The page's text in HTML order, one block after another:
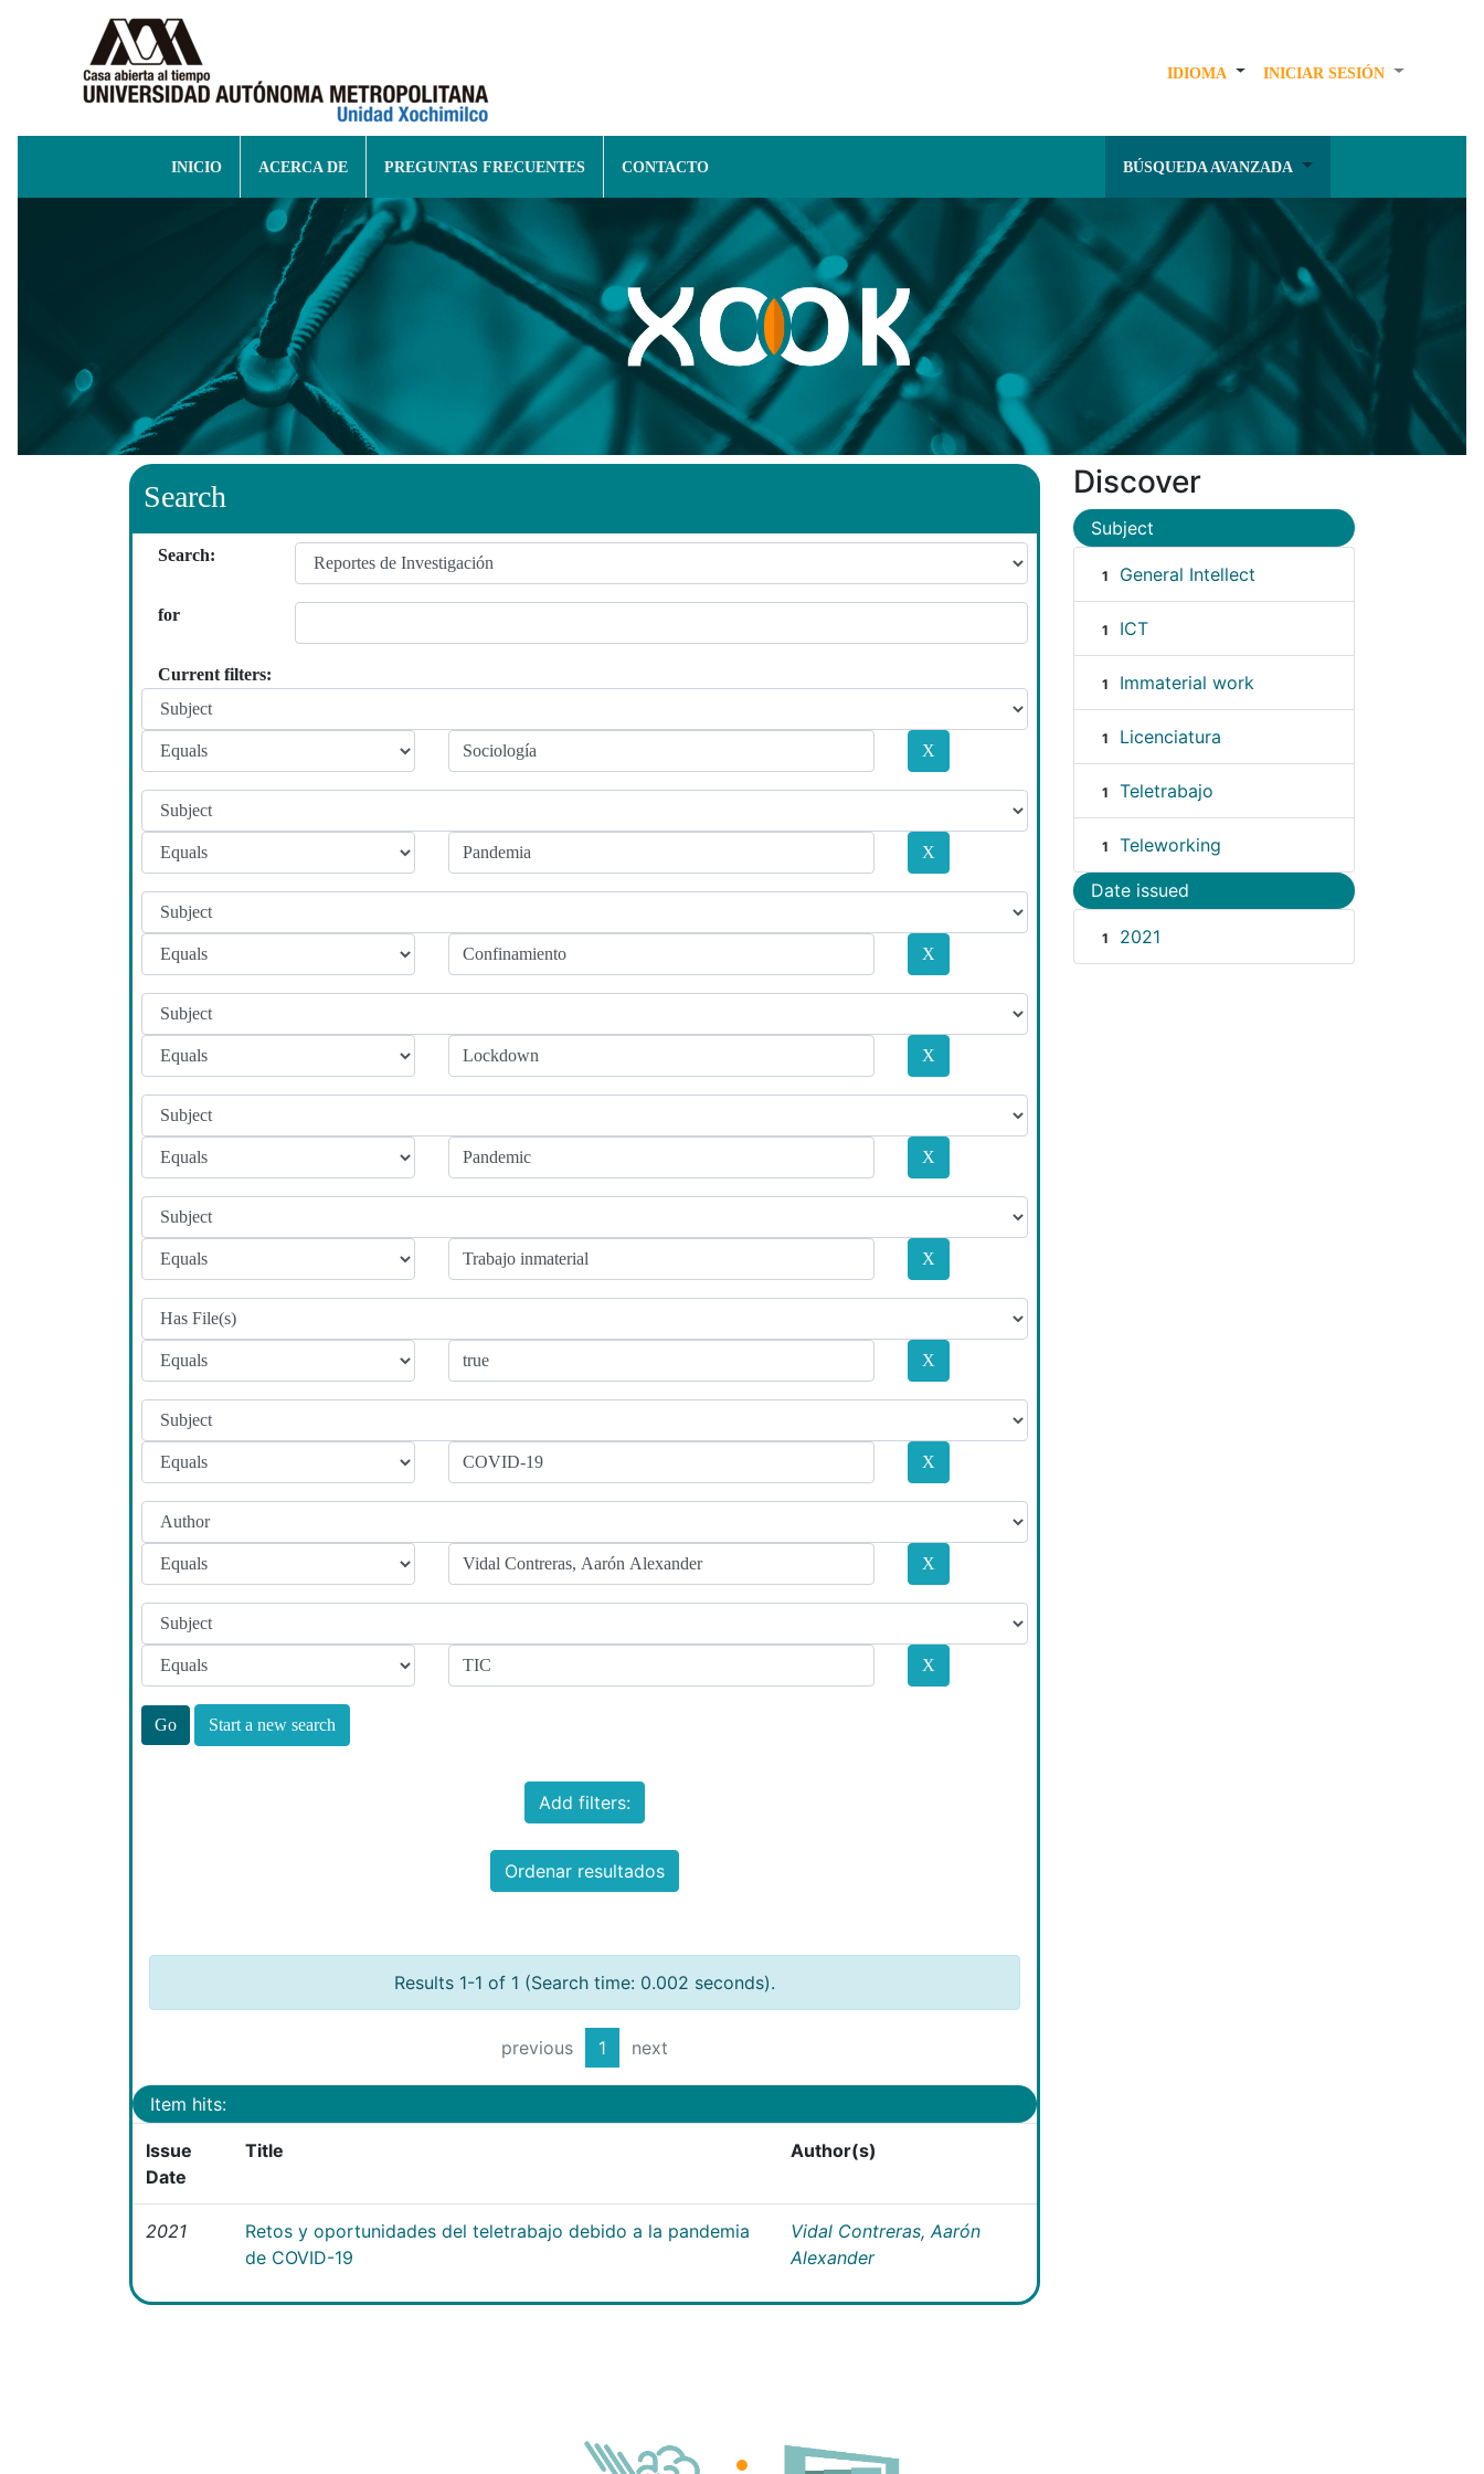
IDIOMA INICIAR SESIÓN
INICIO ACERCA DE PREGUNTAS FRECUENTES CONTACTO BÚSQUEDA AVANZADA
Search
Search:
for
Current filters:
Start a new search
Add filters:
Ordenar resultados
Results 1-1 of 1 (Search time: 0.002 seconds).
previous 1 next
Item hits:
Issue
Date
Title Author(s)
2021
Retos y oportunidades del teletrabajo debido a la pandemia
de COVID-19
Vidal Contreras, Aarón
Alexander
Discover
Subject
1 General Intellect
1 ICT
1 Immaterial work
1 Licenciatura
1 Teletrabajo
1 Teleworking
Date issued
1 2021